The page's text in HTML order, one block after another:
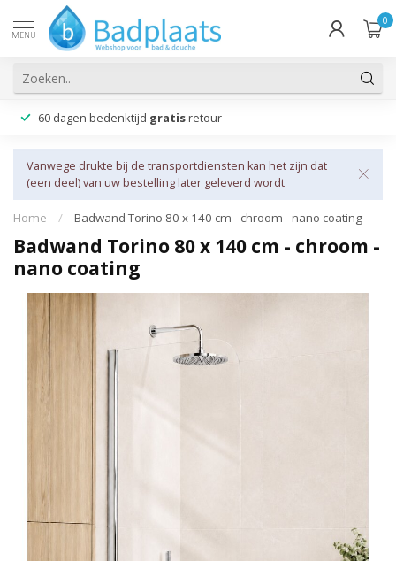
MENU
0
60 dagen bedenktijd gratis retour
Vanwege drukte bij de transportdiensten kan het zijn dat
(een deel) van uw bestelling later geleverd wordt
Home / Badwand Torino 80 x 140 cm - chroom - nano coating
Badwand Torino 80 x 140 cm - chroom -
nano coating